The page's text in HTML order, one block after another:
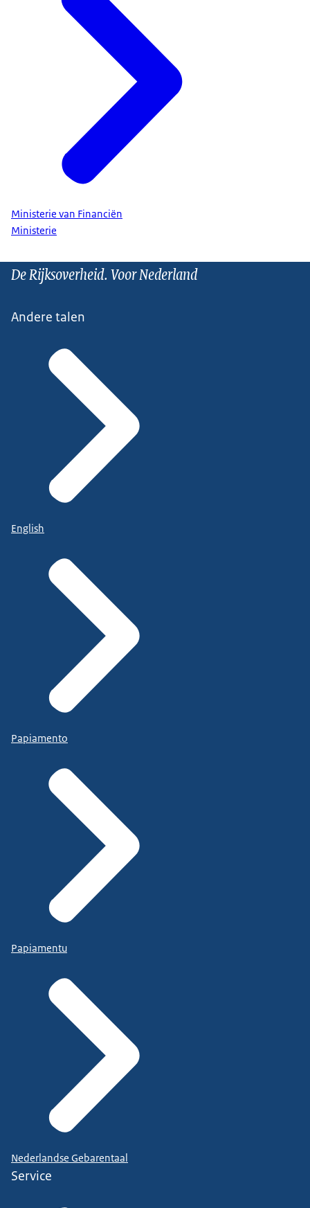
Ministerie van Financiën
Ministerie
De Rijksoverheid. Voor Nederland
Andere talen
English
Papiamento
Papiamentu
Nederlandse Gebarentaal
Service